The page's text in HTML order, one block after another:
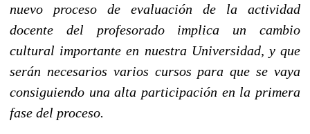
nuevo proceso de evaluación de la actividad
docente del profesorado implica un cambio
cultural importante en nuestra Universidad, y que
serán necesarios varios cursos para que se vaya
consiguiendo una alta participación en la primera
fase del proceso.